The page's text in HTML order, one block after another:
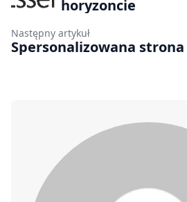
horyzoncie
Następny artykuł
Spersonalizowana strona